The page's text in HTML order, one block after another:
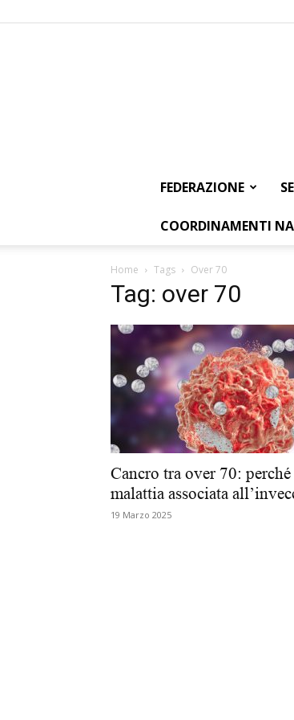
FEDERAZIONE
COORDINAMENTI
Home Tags Over 70
Tag: over 70
Cancro tra over 70: perché
malattia associata
19 Marzo 2025